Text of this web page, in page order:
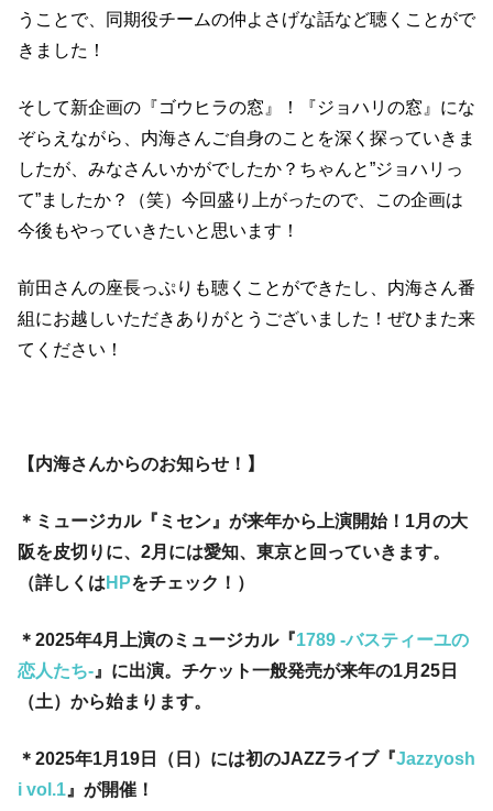
うことで、同期役チームの仲よさげな話など聴くことがで
きました！
そして新企画の『ゴウヒラの窓』！『ジョハリの窓』にな
ぞらえながら、内海さんご自身のことを深く探っていきま
したが、みなさんいかがでしたか？ちゃんと”ジョハリっ
て”ましたか？（笑）今回盛り上がったので、この企画は
今後もやっていきたいと思います！
前田さんの座長っぷりも聴くことができたし、内海さん番
組にお越しいただきありがとうございました！ぜひまた来
てください！
【内海さんからのお知らせ！】
＊ミュージカル『ミセン』が来年から上演開始！1月の大
阪を皮切りに、2月には愛知、東京と回っていきます。
（詳しくは HPをチェック！）
＊2025年4月上演のミュージカル『1789 -バスティーユの
恋人たち- 』に出演。チケット一般発売が来年の1月25日
（土）から始まります。
＊2025年1月19日（日）には初のJAZZライブ『Jazzyosh
i vol.1 』が開催！